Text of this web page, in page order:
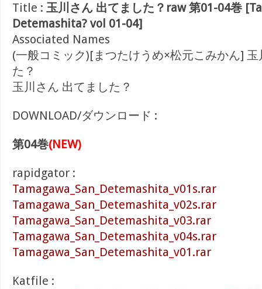
Title : 玉川さん 出てました？raw 第01-04巻
Detemashita? vol 01-04]
Associated Names
(一般コミック)[まつたけうめ×松元こみかん]
た？
玉川さん 出てました？
DOWNLOAD/ダウンロード :
第04巻(NEW)
rapidgator :
Tamagawa_San_Detemashita_v01s.rar
Tamagawa_San_Detemashita_v02s.rar
Tamagawa_San_Detemashita_v03.rar
Tamagawa_San_Detemashita_v04s.rar
Tamagawa_San_Detemashita_v01.rar
Katfile :